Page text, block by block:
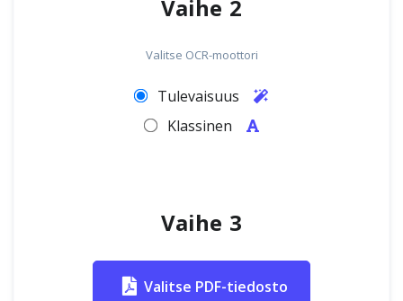
Vaihe 2
Valitse OCR-moottori
Tulevaisuus
Klassinen
Vaihe 3
Valitse PDF-tiedosto